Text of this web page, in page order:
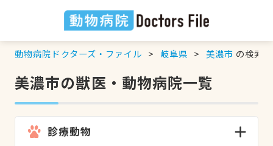
動物病院ドクターズ・ファイル 岐阜県 美濃市 の検索
美濃市の獣医・動物病院一覧
診療動物